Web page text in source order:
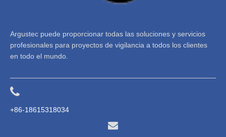
Argustec puede proporcionar todas las soluciones y servicios
profesionales para proyectos de vigilancia a todos los clientes
en todo el mundo.
+86-18615318034